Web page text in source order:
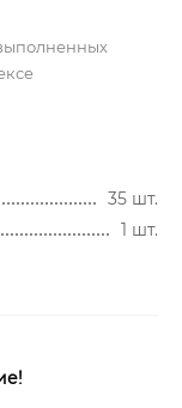
35 шт.
1 шт.